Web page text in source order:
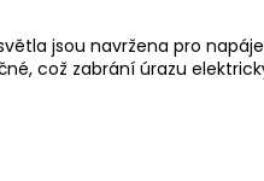
jsou navržena pro
což zabrání úrazu